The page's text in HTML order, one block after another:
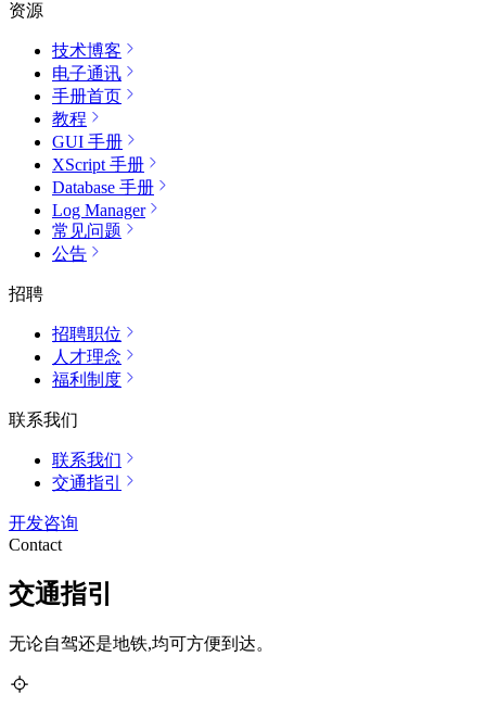
资源
技术博客
电子通讯
手册首页
教程
GUI 手册
XScript 手册
Database 手册
Log Manager
常见问题
公告
招聘
招聘职位
人才理念
福利制度
联系我们
联系我们
交通指引
开发咨询
Contact
交通指引
无论自驾还是地铁,均可方便到达。